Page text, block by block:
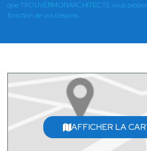
que TROUVERMONARCHITECTE vous
fonction de vos besoins.
AFFICHER LA